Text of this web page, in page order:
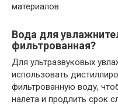
материалов.
Вода для
фильтрованная?
Для ультразвуковых
использовать
фильтрованную воду,
налета и продлить срок